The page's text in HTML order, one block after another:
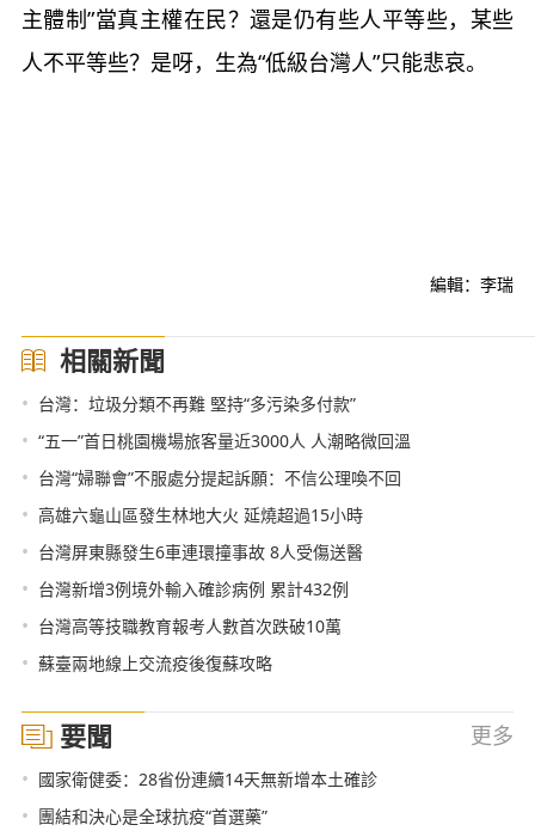
主體制”當真主權在民？還是仍有些人平等些，某些
人不平等些？是呀，生為“低級台灣人”只能悲哀。
編輯：李瑞
相關新聞
• 台灣：垃圾分類不再難 堅持“多污染多付款”
• “五一”首日桃園機場旅客量近3000人 人潮略微回溫
• 台灣“婦聯會”不服處分提起訴願：不信公理喚不回
• 高雄六龜山區發生林地大火 延燒超過15小時
• 台灣屏東縣發生6車連環撞事故 8人受傷送醫
• 台灣新增3例境外輸入確診病例 累計432例
• 台灣高等技職教育報考人數首次跌破10萬
• 蘇臺兩地線上交流疫後復蘇攻略
要聞 更多
• 國家衛健委：28省份連續14天無新增本土確診
• 團結和決心是全球抗疫“首選藥”